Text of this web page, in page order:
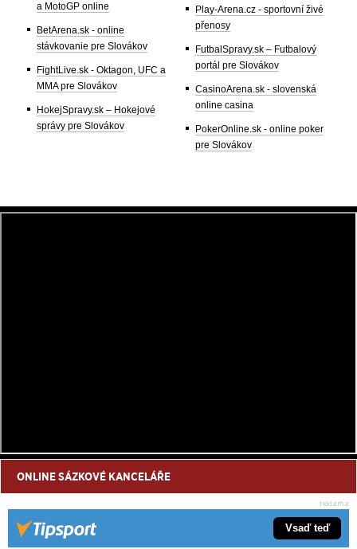
a MotoGP online
BetArena.sk - online
stávkovanie pre Slovákov
FightLive.sk - Oktagon, UFC a
MMA pre Slovákov
HokejSpravy.sk – Hokejové
správy pre Slovákov
Play-Arena.cz - sportovní živé
přenosy
FutbalSpravy.sk – Futbalový
portál pre Slovákov
CasinoArena.sk - slovenská
online casina
PokerOnline.sk - online poker
pre Slovákov
ONLINE SÁZKOVÉ KANCELÁŘE
Vsaď teď